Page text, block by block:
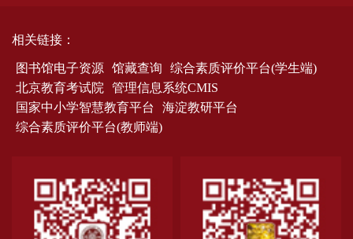
相关链接：
图书馆电子资源 馆藏查询
综合素质评价平台(学生端)
北京教育考试院
管理信息系统CMIS
国家中小学智慧教育平台
海淀教研平台
综合素质评价平台(教师端)